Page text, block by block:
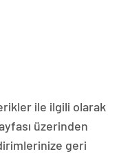
ile ilgili olarak
üzerinden
geri